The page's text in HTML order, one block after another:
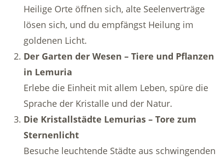
Heilige Orte öffnen sich, alte Seelenverträge
lösen sich, und du empfängst Heilung im
goldenen Licht.
Der Garten der Wesen – Tiere und Pflanzen
in Lemuria
Erlebe die Einheit mit allem Leben, spüre die
Sprache der Kristalle und der Natur.
Die Kristallstädte Lemurias – Tore zum
Sternenlicht
Besuche leuchtende Städte aus schwingenden